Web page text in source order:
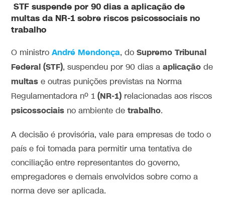
STF suspende por 90 dias a aplicação de
multas da NR-1 sobre riscos psicossociais no
trabalho
O ministroAndré Mendonça, doSupremo Tribunal
Federal (STF), suspendeu por 90 dias aaplicação de
multas e outras punições previstas na Norma
Regulamentadora nº 1(NR-1) relacionadas aos riscos
psicossociais no ambiente detrabalho.
A decisão é provisória, vale para empresas de todo o
país e foi tomada para permitir uma tentativa de
conciliação entre representantes do governo,
empregadores e demais envolvidos sobre como a
norma deve ser aplicada.